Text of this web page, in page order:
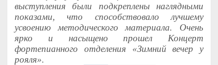
выступления были подкреплены наглядными
показами, что способствовало лучшему
усвоению методического материала. Очень
ярко и насыщено прошел Концерт
фортепианного отделения «Зимний вечер у
рояля».